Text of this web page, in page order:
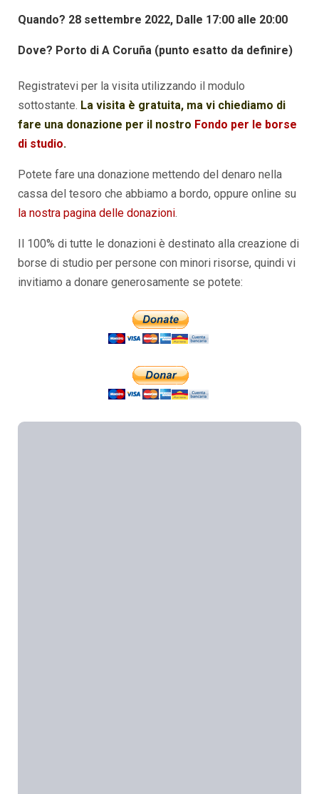
Quando? 28 settembre 2022, Dalle 17:00 alle 20:00
Dove? Porto di A Coruña (punto esatto da definire)
Registratevi per la visita utilizzando il modulo
sottostante. La visita è gratuita, ma vi chiediamo di
fare una donazione per il nostro Fondo per le borse
di studio.
Potete fare una donazione mettendo del denaro nella
cassa del tesoro che abbiamo a bordo, oppure online su
la nostra pagina delle donazioni.
Il 100% di tutte le donazioni è destinato alla creazione di
borse di studio per persone con minori risorse, quindi vi
invitiamo a donare generosamente se potete: